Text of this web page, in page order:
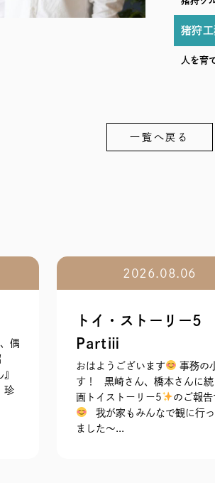
猪狩
人を育
一覧へ戻る
偶
珍
2026.08.06
トイ・ストーリー5
Partⅲ
おはようございます
事務の
す！ 黒崎さん、橋本さんに続
画トイストーリー5
のご報告
我が家もみんなで観に行っ
ました～...